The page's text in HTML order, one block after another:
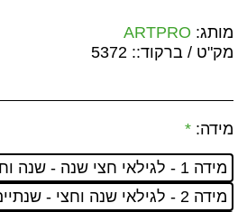
מותג: ARTPRO
מק"ט / ברקוד:: 5372
מידה: *
מידה 1 - לגילאי חצי שנה - שנה וחצי.
מידה 2 - לגילאי שנה וחצי - שנתיים וחצי.